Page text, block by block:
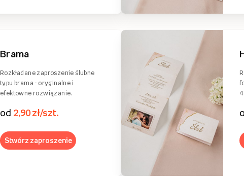
Brama
Rozkładane zaproszenie ślubne
typu brama - oryginalne i
od 2,90 zł/szt.
Stwórz zaproszenie